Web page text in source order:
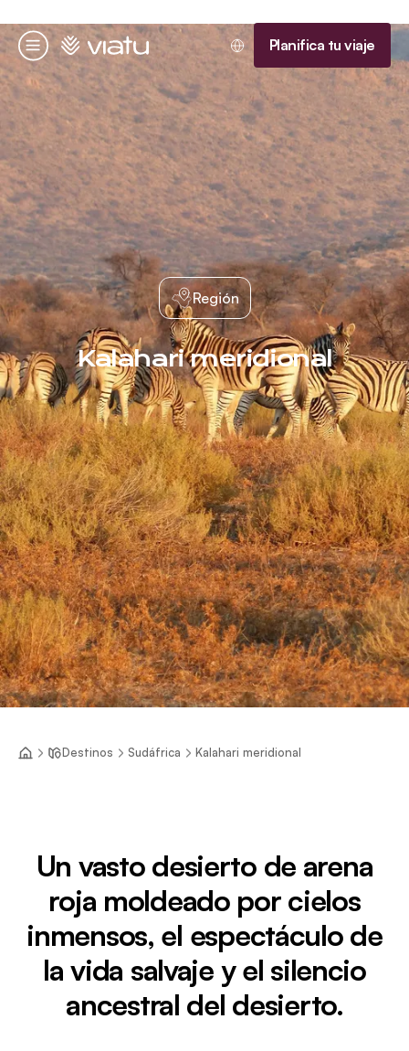
Menú
Página de inicio Planifica tu viaje
Región
Kalahari meridional
Destinos Sudáfrica Kalahari meridional
Un vasto desierto de arena
roja moldeado por cielos
inmensos, el espectáculo de
la vida salvaje y el silencio
ancestral del desierto.